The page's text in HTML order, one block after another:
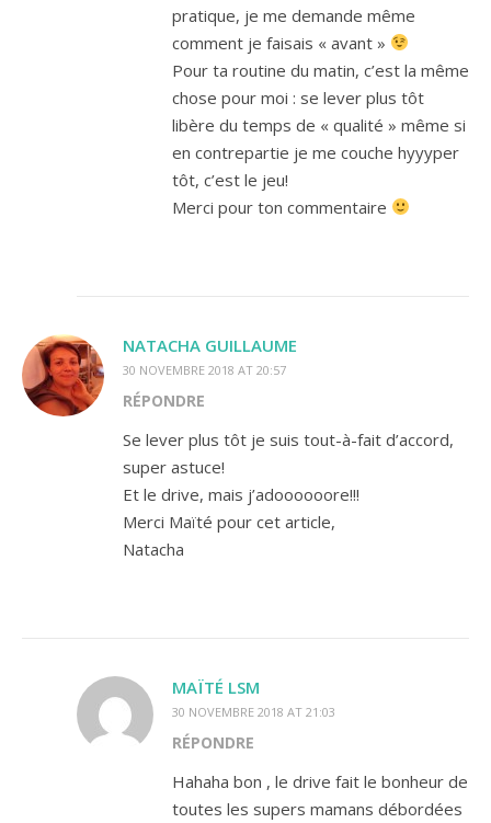
pratique, je me demande même
comment je faisais « avant »
Pour ta routine du matin, c’est la même
chose pour moi : se lever plus tôt
libère du temps de « qualité » même si
en contrepartie je me couche hyyyper
tôt, c’est le jeu!
Merci pour ton commentaire
NATACHA GUILLAUME
30 NOVEMBRE 2018 AT 20:57
RÉPONDRE
Se lever plus tôt je suis tout-à-fait d’accord,
super astuce!
Et le drive, mais j’adoooooore!!!
Merci Maïté pour cet article,
Natacha
MAÏTÉ LSM
30 NOVEMBRE 2018 AT 21:03
RÉPONDRE
Hahaha bon , le drive fait le bonheur de
toutes les supers mamans débordées